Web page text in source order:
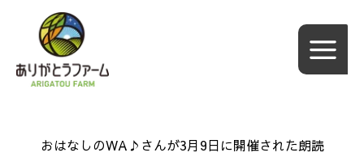
おはなしのWA♪さんが3月9日に開催された朗読